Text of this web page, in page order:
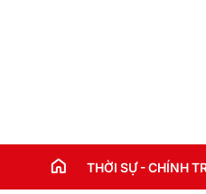
THỜI SỰ - CHÍNH